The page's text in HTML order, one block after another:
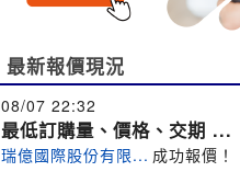
最新報價現況
08/07 22:32
最低訂購量、價格、交期 ...
瑞億國際股份有限... 成功報價！